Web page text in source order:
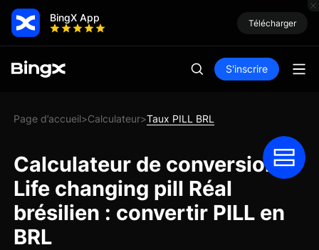
BingX App Télécharger
S'inscrire
Page d’accueil>Calculateur>Taux PILL BRL
Calculateur de conversion
Life changing pill Réal
brésilien : convertir PILL en
BRL